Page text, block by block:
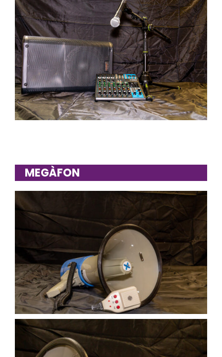
MEGÀFON